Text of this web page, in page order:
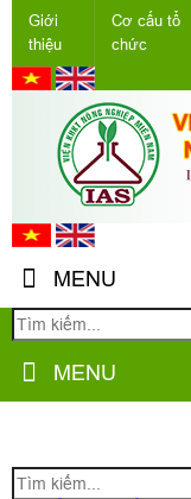
Giới
thiệu
Cơ cấu tổ
chức
MENU
MENU